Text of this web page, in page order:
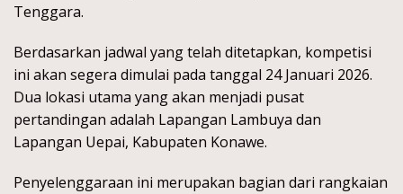
Tenggara.
Berdasarkan jadwal yang telah ditetapkan, kompetisi
ini akan segera dimulai pada tanggal 24 Januari 2026.
Dua lokasi utama yang akan menjadi pusat
pertandingan adalah Lapangan Lambuya dan
Lapangan Uepai, Kabupaten Konawe.
Penyelenggaraan ini merupakan bagian dari rangkaian